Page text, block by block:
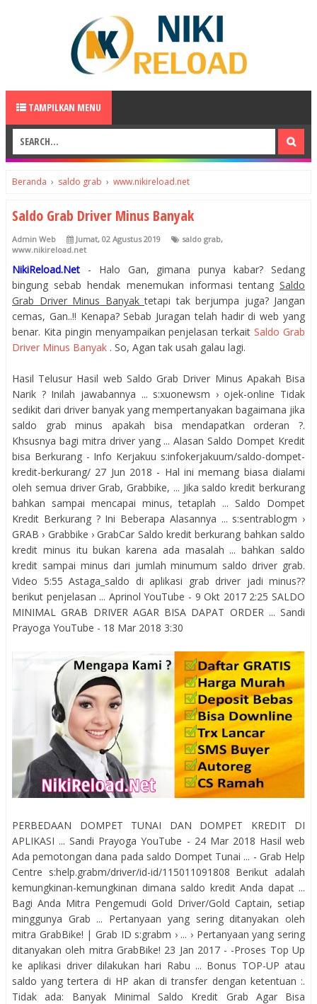
TAMPILKAN MENU
Beranda › saldo grab › www.nikireload.net
Saldo Grab Driver Minus Banyak
Admin Web Jumat, 02 Agustus 2019 saldo grab,
www.nikireload.net
NikiReload.Net - Halo Gan, gimana punya kabar? Sedang
bingung sebab hendak menemukan informasi tentang Saldo
Grab Driver Minus Banyaktetapi tak berjumpa juga? Jangan
cemas, Gan..!! Kenapa? Sebab Juragan telah hadir di web yang
benar. Kita pingin menyampaikan penjelasan terkaitSaldo Grab
Driver Minus Banyak . So, Agan tak usah galau lagi.
Hasil Telusur Hasil web Saldo Grab Driver Minus Apakah Bisa
Narik ? Inilah jawabannya ... s:xuonewsm › ojek-online Tidak
sedikit dari driver banyak yang mempertanyakan bagaimana jika
saldo grab minus apakah bisa mendapatkan orderan ?.
Khsusnya bagi mitra driver yang ... Alasan Saldo Dompet Kredit
bisa Berkurang - Info Kerjakuu s:infokerjakuum/saldo-dompet-
kredit-berkurang/ 27 Jun 2018 - Hal ini memang biasa dialami
oleh semua driver Grab, Grabbike, ... Jika saldo kredit berkurang
bahkan sampai mencapai minus, tetaplah ... Saldo Dompet
Kredit Berkurang ? Ini Beberapa Alasannya ... s:sentrablogm ›
GRAB › Grabbike › GrabCar Saldo kredit berkurang bahkan saldo
kredit minus itu bukan karena ada masalah ... bahkan saldo
kredit sampai minus dari jumlah minumum saldo driver grab.
Video 5:55 Astaga_saldo di aplikasi grab driver jadi minus??
berikut penjelasan ... Aprinol YouTube - 9 Okt 2017 2:25 SALDO
MINIMAL GRAB DRIVER AGAR BISA DAPAT ORDER ... Sandi
Prayoga YouTube - 18 Mar 2018 3:30
PERBEDAAN DOMPET TUNAI DAN DOMPET KREDIT DI
APLIKASI ... Sandi Prayoga YouTube - 24 Mar 2018 Hasil web
Ada pemotongan dana pada saldo Dompet Tunai ... - Grab Help
Centre s:help.grabm/driver/id-id/115011091808 Berikut adalah
kemungkinan-kemungkinan dimana saldo kredit Anda dapat ...
Bagi Anda Mitra Pengemudi Gold Driver/Gold Captain, setiap
minggunya Grab ... Pertanyaan yang sering ditanyakan oleh
mitra GrabBike! | Grab ID s:grabm › ... › Pertanyaan yang sering
ditanyakan oleh mitra GrabBike! 23 Jan 2017 - -Proses Top Up
ke aplikasi driver dilakukan hari Rabu ... Bonus TOP-UP atau
saldo yang tertera di HP akan di transfer dengan ketentuan :.
Tidak ada: Banyak Minimal Saldo Kredit Grab Agar Bisa